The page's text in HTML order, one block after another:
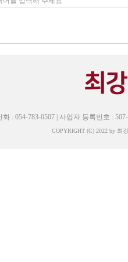
: 054-783-0507 | 사업자 등록번호 :
COPYRIGHT (C) 2022 by 최